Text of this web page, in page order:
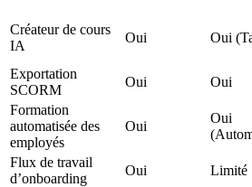
Créateur de cours
IA
Oui Oui
Exportation
SCORM
Oui Oui
Formation
automatisée des
employés
Oui
Oui
Flux de travail
d’onboarding
Oui Limité